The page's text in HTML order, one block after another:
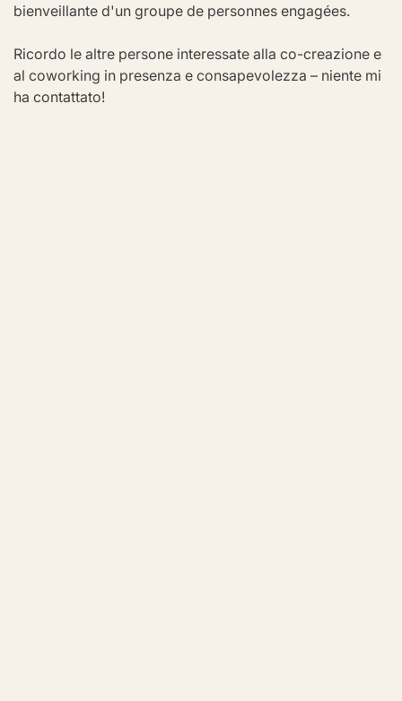
bienveillante d'un groupe de personnes engagées.
Ricordo le altre persone interessate alla co-creazione e
al coworking in presenza e consapevolezza – niente mi
ha contattato!